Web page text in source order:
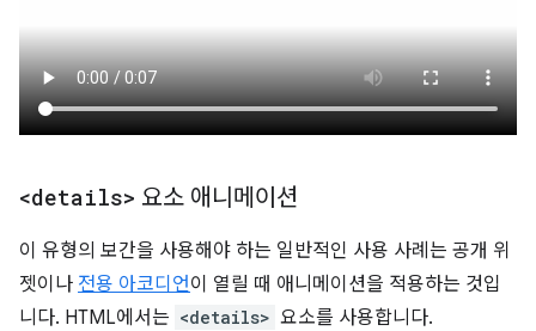
<details> 요소 애니메이션
이 유형의 보간을 사용해야 하는 일반적인 사용 사례는 공개 위
젯이나 전용 아코디언이 열릴 때 애니메이션을 적용하는 것입
니다. HTML에서는 <details> 요소를 사용합니다.